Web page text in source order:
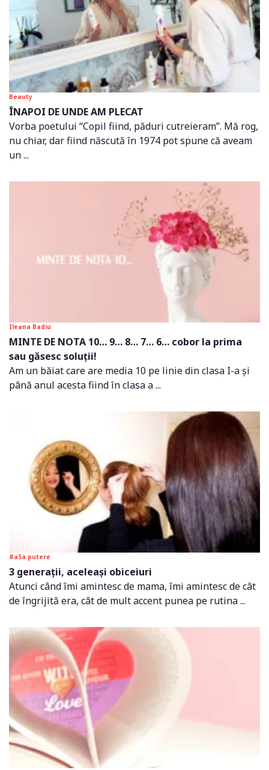
Beauty
ÎNAPOI DE UNDE AM PLECAT
Vorba poetului “Copil fiind, păduri cutreieram”. Mă rog,
nu chiar, dar fiind născută în 1974 pot spune că aveam
un ...
Ileana Badiu
MINTE DE NOTA 10… 9… 8… 7… 6… cobor la prima
sau găsesc soluții!
Am un băiat care are media 10 pe linie din clasa I-a și
până anul acesta fiind în clasa a ...
#a5a putere
3 generații, aceleași obiceiuri
Atunci când îmi amintesc de mama, îmi amintesc de cât
de îngrijită era, cât de mult accent punea pe rutina ...